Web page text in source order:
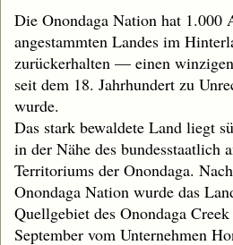
Die Onondaga Nation hat 1.000
angestammten Landes im
zurückerhalten — einen
seit dem 18. Jahrhundert zu
wurde.
Das stark bewaldete Land liegt
in der Nähe des bundesstaatlich
Territoriums der Onondaga.
Onondaga Nation wurde das
Quellgebiet des Onondaga
September vom Unternehmen